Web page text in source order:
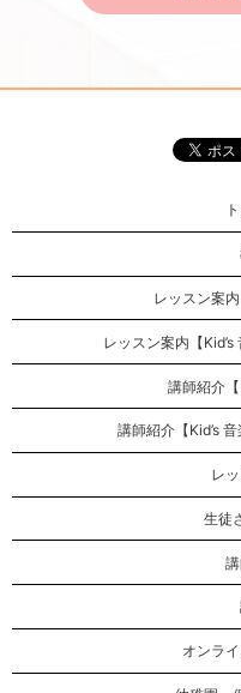
レッスン案
レッスン案内【Kid’s
講師紹介【
講師紹介【Kid’s
レ
生徒
オンラ